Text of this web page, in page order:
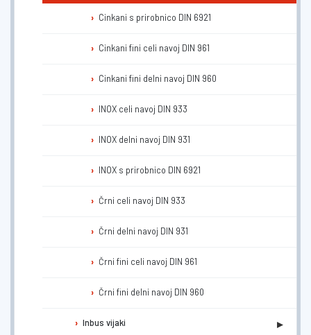
Cinkani s prirobnico DIN 6921
Cinkani fini celi navoj DIN 961
Cinkani fini delni navoj DIN 960
INOX celi navoj DIN 933
INOX delni navoj DIN 931
INOX s prirobnico DIN 6921
Črni celi navoj DIN 933
Črni delni navoj DIN 931
Črni fini celi navoj DIN 961
Črni fini delni navoj DIN 960
Inbus vijaki ▸